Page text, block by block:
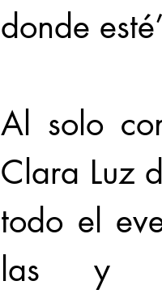
donde
Al solo
Clara Luz
todo el
las y